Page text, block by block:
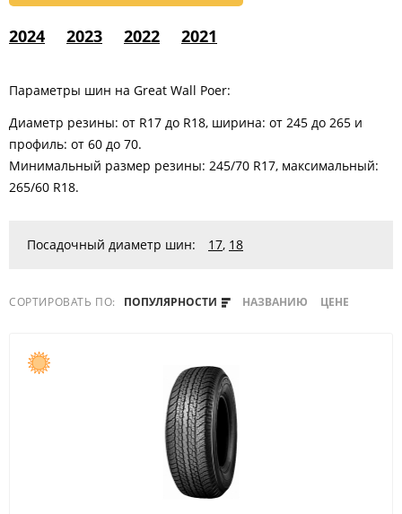
2024 2023 2022 2021
Параметры шин на Great Wall Poer:
Диаметр резины: от R17 до R18, ширина: от 245 до 265 и
профиль: от 60 до 70.
Минимальный размер резины: 245/70 R17, максимальный:
265/60 R18.
Посадочный диаметр шин: 17, 18
СОРТИРОВАТЬ ПО: ПОПУЛЯРНОСТИ НАЗВАНИЮ ЦЕНЕ